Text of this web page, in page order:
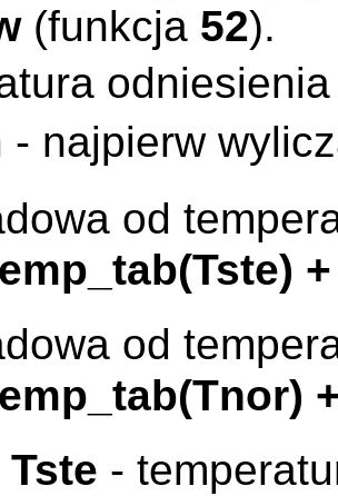
(funkcja 52).
- najpierw
od
od
Tste -